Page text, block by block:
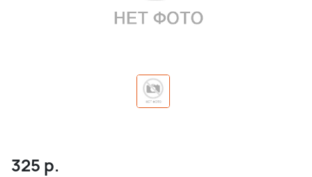
325 р.